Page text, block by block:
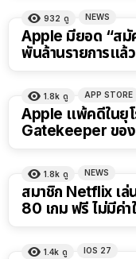
932 ดู NEWS
Apple มียอด “สมั
พันล้านรายการแล้ว
1.8k ดู APP STORE
Apple แพ้คดีในยุ
Gatekeeper ขอ
1.8k ดู NEWS
สมาชิก Netflix เล่
80 เกม ฟรี ไม่มีค่า
1.4k ดู IOS 27